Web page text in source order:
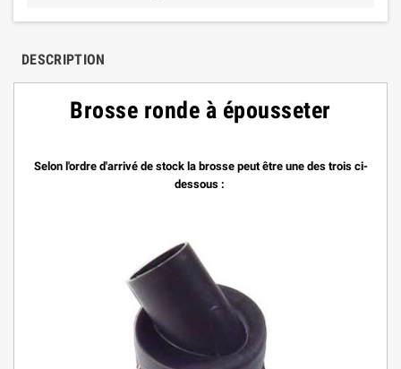
DESCRIPTION
Brosse ronde à épousseter
Selon l'ordre d'arrivé de stock la brosse peut être une des trois ci-
dessous :